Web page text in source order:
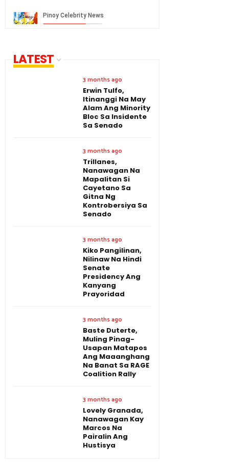
LATEST
3 months ago
Erwin Tulfo,
Itinanggi Na May
Alam Ang Minority
Bloc Sa Insidente
Sa Senado
3 months ago
Trillanes,
Nanawagan Na
Mapalitan Si
Cayetano Sa
Gitna Ng
Kontrobersiya Sa
Senado
3 months ago
Kiko Pangilinan,
Nilinaw Na Hindi
Senate
Presidency Ang
Kanyang
Prayoridad
3 months ago
Baste Duterte,
Muling Pinag-
Usapan Matapos
Ang Maaanghang
Na Banat Sa RAGE
Coalition Rally
3 months ago
Lovely Granada,
Nanawagan Kay
Marcos Na
Pairalin Ang
Hustisya